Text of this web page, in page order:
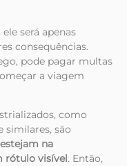
será apenas
consequências.
pode pagar multas
a viagem
como
similares, são
na
rótulo visível . Então,